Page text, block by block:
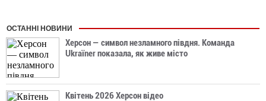
ОСТАННІ НОВИНИ
Херсон — символ незламного півдня. Команда
Ukraїner показала, як живе місто
Квітень 2026 Херсон відео